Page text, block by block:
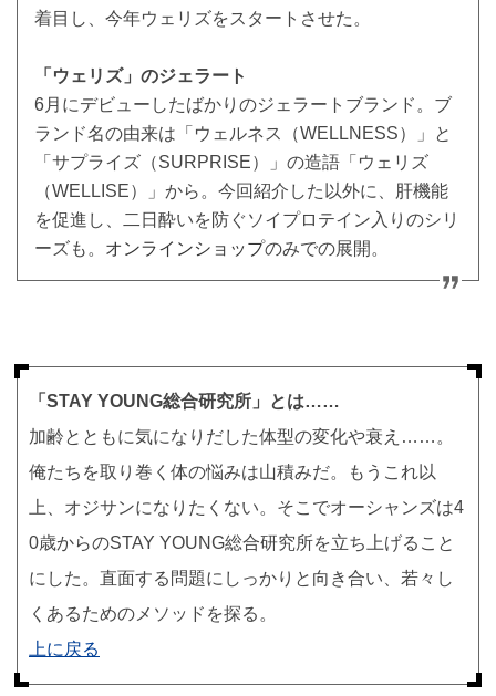
着目し、今年ウェリズをスタートさせた。
「ウェリズ」のジェラート
6月にデビューしたばかりのジェラートブランド。ブ
ランド名の由来は「ウェルネス（WELLNESS）」と
「サプライズ（SURPRISE）」の造語「ウェリズ
（WELLISE）」から。今回紹介した以外に、肝機能
を促進し、二日酔いを防ぐソイプロテイン入りのシリ
ーズも。 オンラインショップのみでの展開。
「STAY YOUNG総合研究所」とは……
加齢とともに気になりだした体型の変化や衰え……。
俺たちを取り巻く体の悩みは山積みだ。もうこれ以
上、オジサンになりたくない。そこでオーシャンズは4
0歳からのSTAY YOUNG総合研究所を立ち上げること
にした。直面する問題にしっかりと向き合い、若々し
くあるためのメソッドを探る。
上に戻る